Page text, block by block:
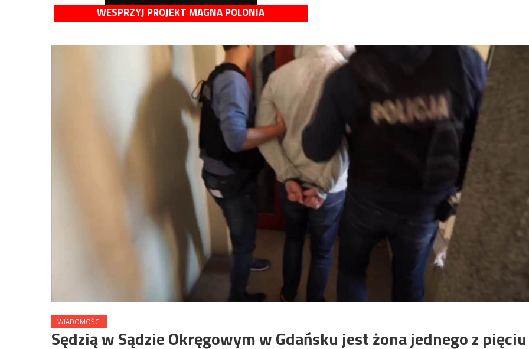
WESPRZYJ PROJEKT MAGNA POLONIA
WIADOMOŚCI
Sędzią w Sądzie Okręgowym w Gdańsku jest żona jednego z pięciu